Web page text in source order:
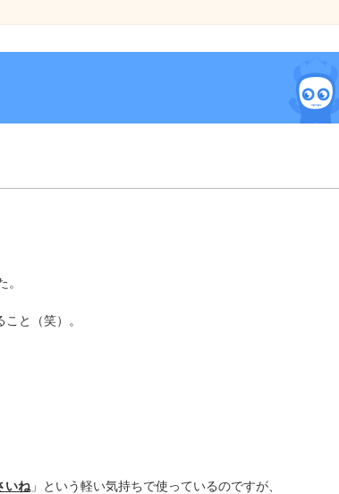
。
と（笑）。
いね 」という軽い気持ちで使っているのですが、